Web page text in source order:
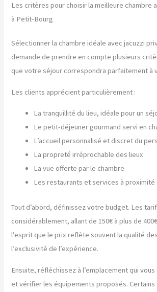
Les critères pour choisir la meilleure chambre
à Petit-Bourg
Sélectionner la chambre idéale avec jacuzzi
demande de prendre en compte plusieurs
que votre séjour correspondra parfaitement à
Les clients apprécient particulièrement :
La tranquillité du lieu, idéale pour un
Le petit-déjeuner gourmand servi en
L’accueil personnalisé et discret du
La propreté irréprochable des lieux
La vue offerte par le chambre
Les restaurants et services à proximité
Tout d’abord, définissez votre budget. Les
considérablement, allant de 150€ à plus de
l’esprit que le prix reflète souvent la qualité
l’exclusivité de l’expérience.
Ensuite, réfléchissez à l’emplacement qui
et vérifier les équipements proposés.